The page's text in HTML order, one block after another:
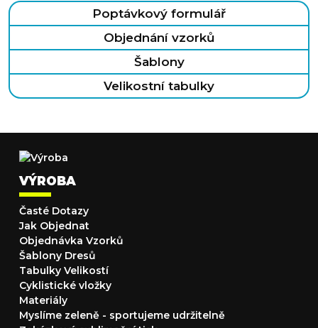
Poptávkový formulář
Objednání vzorků
Šablony
Velikostní tabulky
VÝROBA
Časté Dotazy
Jak Objednat
Objednávka Vzorků
Šablony Dresů
Tabulky Velikostí
Cyklistické vložky
Materiály
Myslíme zeleně - sportujeme udržitelně